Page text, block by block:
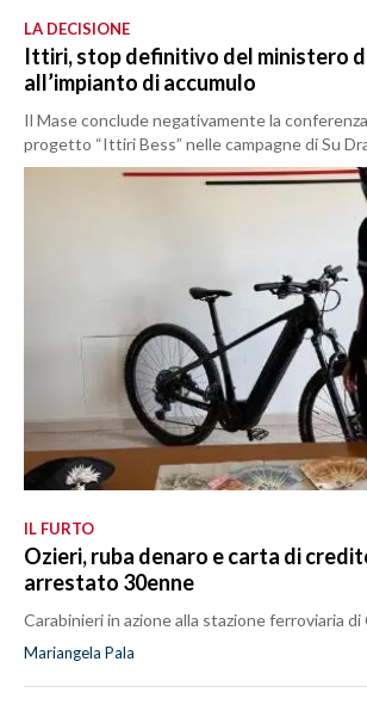
LA DECISIONE
Ittiri, stop definitivo del ministero
all’impianto di accumulo
Il Mase conclude negativamente la
progetto “Ittiri Bess” nelle campagne di Su
IL FURTO
Ozieri, ruba denaro e carta di
arrestato 30enne
Carabinieri in azione alla stazione ferroviaria di
Mariangela Pala